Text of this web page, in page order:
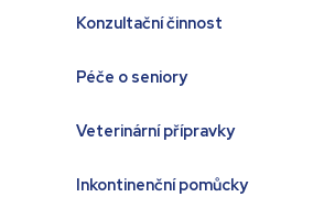
Konzultační činnost
Péče o seniory
Veterinární přípravky
Inkontinenční pomůcky